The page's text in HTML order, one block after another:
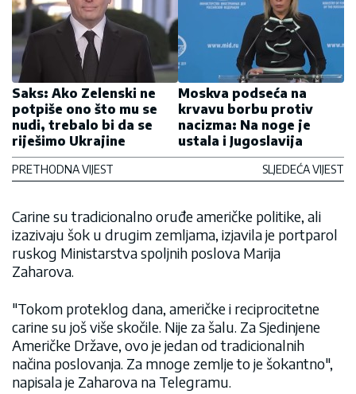
Saks: Ako Zelenski ne
potpiše ono što mu se
nudi, trebalo bi da se
riješimo Ukrajine
PRETHODNA VIJEST
Moskva podseća na
krvavu borbu protiv
nacizma: Na noge je
ustala i Jugoslavija
SLJEDEĆA VIJEST
Carine su tradicionalno oruđe američke politike, ali
izazivaju šok u drugim zemljama, izjavila je portparol
ruskog Ministarstva spoljnih poslova Marija
Zaharova.
"Tokom proteklog dana, američke i reciprocitetne
carine su još više skočile. Nije za šalu. Za Sjedinjene
Američke Države, ovo je jedan od tradicionalnih
načina poslovanja. Za mnoge zemlje to je šokantno",
napisala je Zaharova na Telegramu.